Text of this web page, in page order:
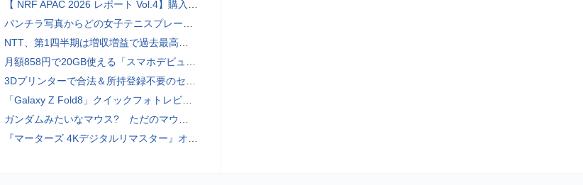
【 NRF APAC 2026 レポート Vol.4】購入の瞬間に眠る価値 Transaction Momentとリテールの次の成長戦略
パンチラ写真からどの女子テニスプレーヤーのものなのか当てるクイズ「Tennis Upskirts」
NTT、第1四半期は増収増益で過去最高 IOWNや分散GPUの取り組みを説明
月額858円で20GB使える「スマホデビュープラン U15」ドコモが提供、ahamoも割引になる親子割も
3Dプリンターで合法＆所持登録不要のセミオートマチック銃を自作、発砲試験にも成功した猛者が登場
「Galaxy Z Fold8」クイックフォトレビュー
ガンダムみたいなマウス? ただのマウスとは違うのだよ1944通りの形状に変更できる驚異のマウス
『マーターズ 4Kデジタルリマスター』オールナイト上映、鬼畜な併映作品が決定 全部観たら“生還証”をプレゼント［ホラー通信］